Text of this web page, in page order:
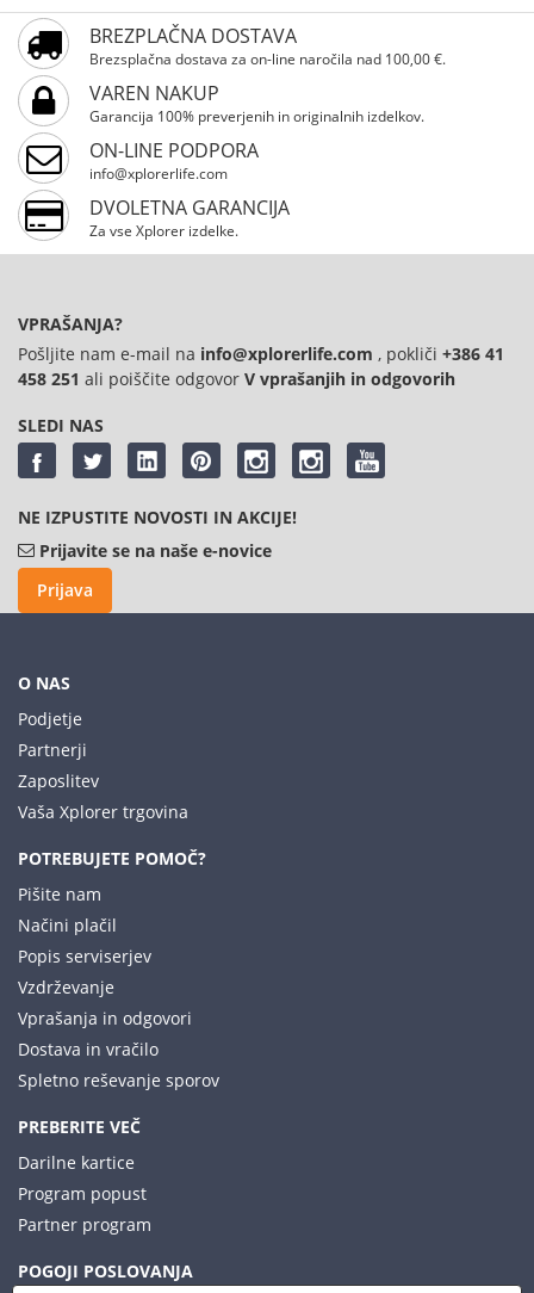
Samo registrirani uporabniki lahko pišejo ocene.
Prosimo, registrirajte se
Now Foods Vitamin K-2 100mcg (250) Standard
BREZPLAČNA DOSTAVA
Brezsplačna dostava za on-line naročila nad 100,00 €.
VAREN NAKUP
Garancija 100% preverjenih in originalnih izdelkov.
ON-LINE PODPORA
info@xplorerlife.com
DVOLETNA GARANCIJA
Za vse Xplorer izdelke.
VPRAŠANJA?
Pošljite nam e-mail na info@xplorerlife.com , pokliči +386 41
458 251 ali poiščite odgovor V vprašanjih in odgovorih
SLEDI NAS
NE IZPUSTITE NOVOSTI IN AKCIJE!
Prijavite se na naše e-novice
Prijava
O NAS
Podjetje
Partnerji
Zaposlitev
Vaša Xplorer trgovina
POTREBUJETE POMOČ?
Pišite nam
Načini plačil
Popis serviserjev
Vzdrževanje
Vprašanja in odgovori
Dostava in vračilo
Spletno reševanje sporov
PREBERITE VEČ
Darilne kartice
Program popust
Partner program
POGOJI POSLOVANJA